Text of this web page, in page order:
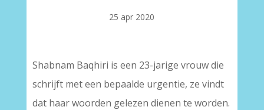
25 apr 2020
Shabnam Baqhiri is een 23-jarige vrouw die
schrijft met een bepaalde urgentie, ze vindt
dat haar woorden gelezen dienen te worden.